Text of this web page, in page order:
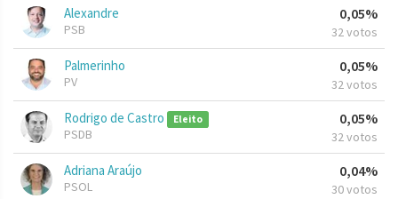
Alexandre
PSB
0,05%
32 votos
Palmerinho
PV
0,05%
32 votos
Rodrigo de Castro Eleito
PSDB
0,05%
32 votos
Adriana Araújo
PSOL
0,04%
30 votos